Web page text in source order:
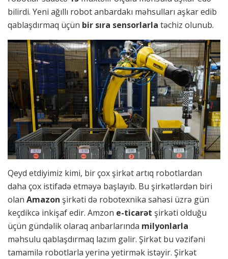
bilirdi. Yeni ağıllı robot anbardakı məhsulları aşkar edib
qablaşdırmaq üçün bir sıra sensorlarla təchiz olunub.
Qeyd etdiyimiz kimi, bir çox şirkət artıq robotlardan
daha çox istifadə etməyə başlayıb. Bu şirkətlərdən biri
olan Amazon şirkəti də robotexnika sahəsi üzrə gün
keçdikcə inkişaf edir. Amzon e-ticarət şirkəti olduğu
üçün gündəlik olaraq anbarlarında milyonlarla
məhsulu qablaşdırmaq lazım gəlir. Şirkət bu vəzifəni
tamamilə robotlarla yerinə yetirmək istəyir. Şirkət